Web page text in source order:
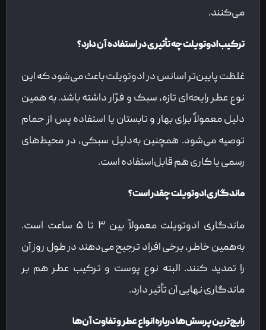
می‌کنند.
ترکیب ادوتویلت چه تأثیری در استفاده آن دارد؟
غلظت پایین‌تر اسانس در ادوتویلت باعث می‌شود که این
نوع عطر رایحه‌ای تازه، سبک و فرّار داشته باشد. به همین
دلیل معمولاً برای بهار و تابستان یا استفاده پس از حمام
توصیه می‌شود. همچنین به‌دلیل سبکی، در محیط‌های
رسمی یا کاری هم قابل‌استفاده است.
ماندگاری ادوتویلت چقدر است؟
ماندگاری ادوتویلت معمولاً بین ۳ تا ۵ ساعت است.
به‌همین خاطر، برخی افراد ترجیح می‌دهند در طول روز آن
را تمدید کنند. البته نوع پوست و ترکیب عطر هم بر
ماندگاری نهایی آن تأثیر دارد.
رایج‌ترین پرسش‌ها درباره انواع عطر و تفاوت آن‌ها